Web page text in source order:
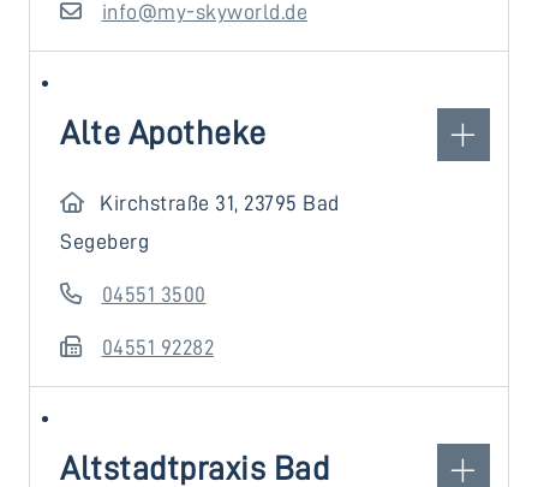
info@my-skyworld.de
Alte Apotheke
Kirchstraße 31, 23795 Bad
Segeberg
04551 3500
04551 92282
Altstadtpraxis Bad